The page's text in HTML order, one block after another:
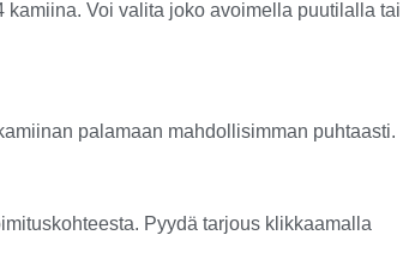
kamiina. Voi valita joko avoimella puutilalla tai
palamaan mahdollisimman puhtaasti.
Pyydä tarjous klikkaamalla